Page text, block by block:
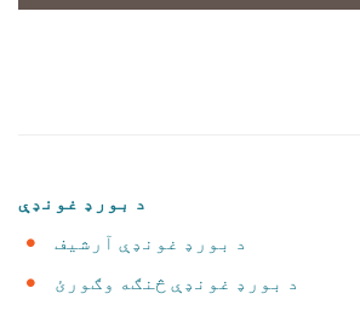
​د بورډ غونډې
​د بورډ غونډې آرشیف
د بورډ غونډې څنګه وګورئ